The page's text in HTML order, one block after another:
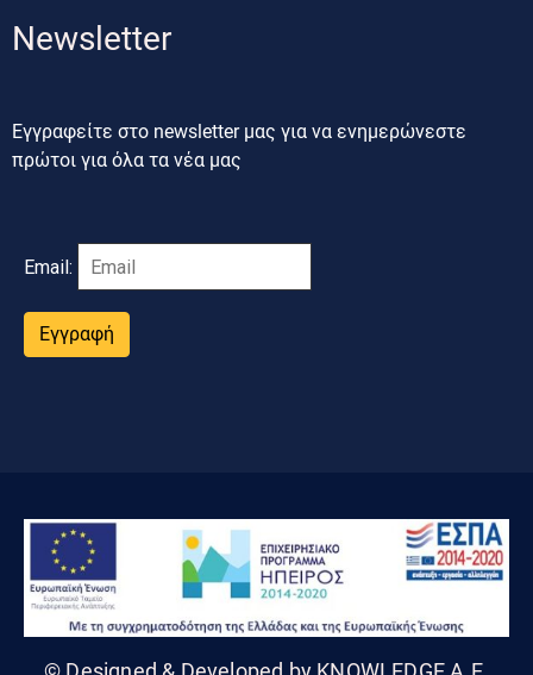
Newsletter
Εγγραφείτε στο newsletter μας για να ενημερώνεστε
πρώτοι για όλα τα νέα μας
Email:
Εγγραφή